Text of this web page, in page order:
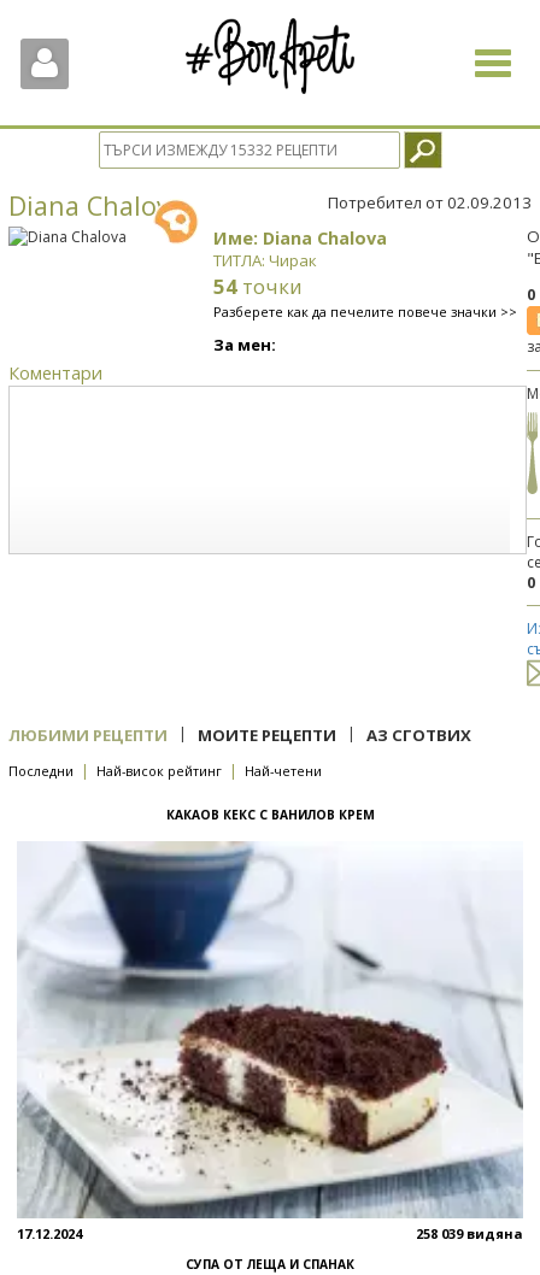
Toggle
Diana Chalova Потребител от 02.09.2013
Име: Diana Chalova
ТИТЛА: Чирак
54 точки
Разберете как да печелите повече значки >>
За мен:
Коментари
0
ЛЮБИМИ РЕЦЕПТИ | МОИТЕ РЕЦЕПТИ | АЗ СГОТВИХ
Последни | Най-висок рейтинг | Най-четени
КАКАОВ КЕКС С ВАНИЛОВ КРЕМ
17.12.2024 258 039 видяна
СУПА ОТ ЛЕЩА И СПАНАК